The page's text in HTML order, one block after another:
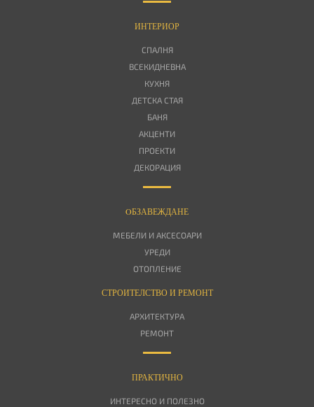
ИНТЕРИОР
СПАЛНЯ
ВСЕКИДНЕВНА
КУХНЯ
ДЕТСКА СТАЯ
БАНЯ
АКЦЕНТИ
ПРОЕКТИ
ДЕКОРАЦИЯ
OБЗАВЕЖДАНЕ
МЕБЕЛИ И АКСЕСОАРИ
УРЕДИ
ОТОПЛЕНИЕ
СТРОИТЕЛСТВО И РЕМОНТ
АРХИТЕКТУРА
РЕМОНТ
ПРАКТИЧНО
ИНТЕРЕСНО И ПОЛЕЗНО